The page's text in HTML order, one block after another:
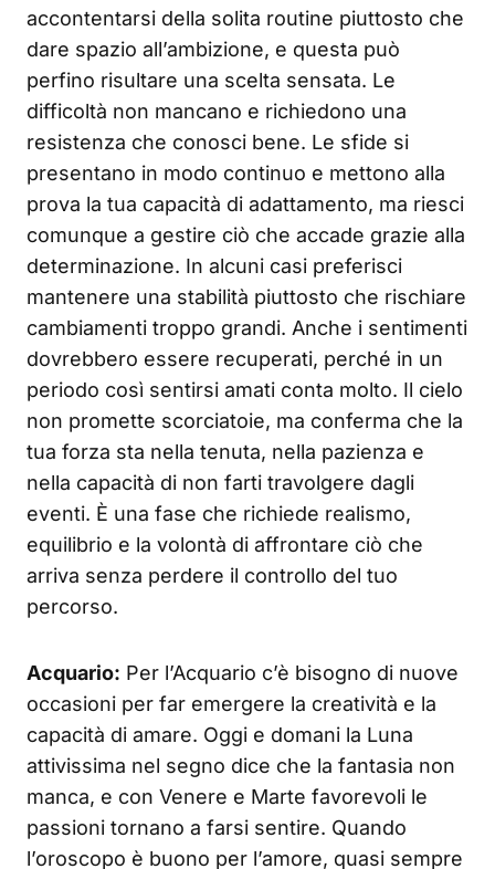
accontentarsi della solita routine piuttosto che
dare spazio all’ambizione, e questa può
perfino risultare una scelta sensata. Le
difficoltà non mancano e richiedono una
resistenza che conosci bene. Le sfide si
presentano in modo continuo e mettono alla
prova la tua capacità di adattamento, ma riesci
comunque a gestire ciò che accade grazie alla
determinazione. In alcuni casi preferisci
mantenere una stabilità piuttosto che rischiare
cambiamenti troppo grandi. Anche i sentimenti
dovrebbero essere recuperati, perché in un
periodo così sentirsi amati conta molto. Il cielo
non promette scorciatoie, ma conferma che la
tua forza sta nella tenuta, nella pazienza e
nella capacità di non farti travolgere dagli
eventi. È una fase che richiede realismo,
equilibrio e la volontà di affrontare ciò che
arriva senza perdere il controllo del tuo
percorso.
Acquario: Per l’Acquario c’è bisogno di nuove
occasioni per far emergere la creatività e la
capacità di amare. Oggi e domani la Luna
attivissima nel segno dice che la fantasia non
manca, e con Venere e Marte favorevoli le
passioni tornano a farsi sentire. Quando
l’oroscopo è buono per l’amore, quasi sempre